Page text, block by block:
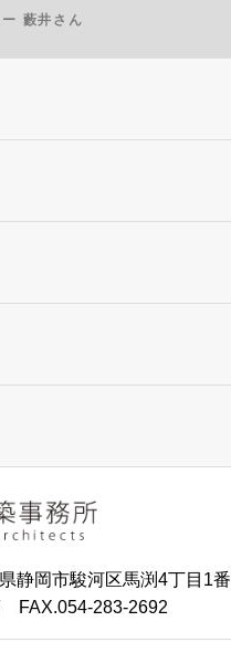
藪井さん
静岡市駿河区馬渕4丁目1
FAX.054-283-2692